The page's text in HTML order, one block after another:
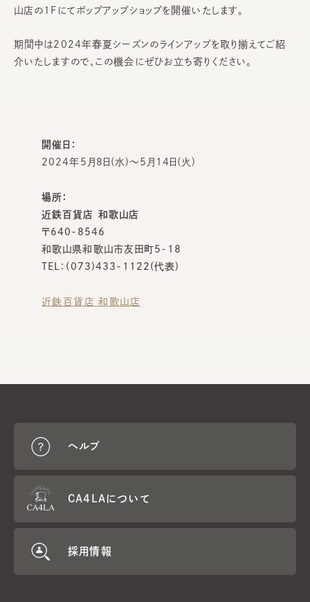
山店の1Fにてポップアップショップを開催いたします。
期間中は2024年春夏シーズンのラインアップを取り揃えてご紹
介いたしますので、この機会にぜひお立ち寄りください。
開催日：
2024年5月8日(水)～5月14日(火)
場所：
近鉄百貨店 和歌山店
〒640-8546
和歌山県和歌山市友田町5-18
TEL：(073)433-1122(代表)
近鉄百貨店 和歌山店
ヘルプ
CA4LAについて
採用情報